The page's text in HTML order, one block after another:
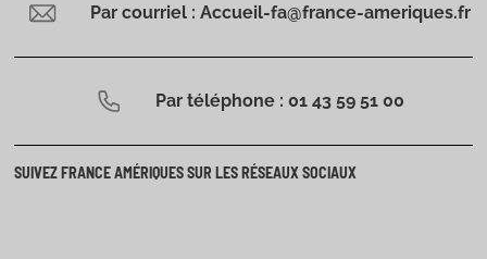
Par courriel : Accueil-fa@france-ameriques.fr
Par téléphone : 01 43 59 51 00
SUIVEZ FRANCE AMÉRIQUES SUR LES RÉSEAUX SOCIAUX